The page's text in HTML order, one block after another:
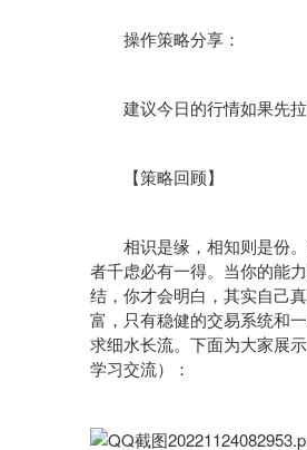
操作策略分享：
建议今日的行情如果先拉
【策略回顾】
相识是缘，相知则是份。
者千虑必有一得。当你的能
结，你才会明白，其实自己
富，只有稳健的交易系统和
求细水长流。下面为大家展
学习交流）：